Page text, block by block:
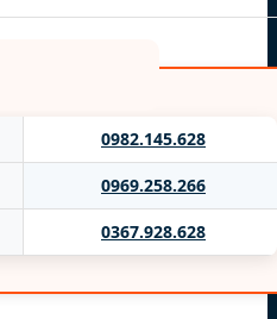
0982.145.628
0969.258.266
0367.928.628